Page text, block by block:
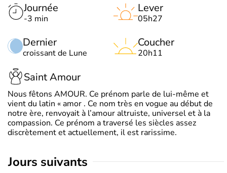
Journée
-3 min
Dernier
croissant de Lune
Lever
05h27
Coucher
20h11
Saint Amour
Nous fêtons AMOUR. Ce prénom parle de lui-même et
vient du latin « amor . Ce nom très en vogue au début de
notre ère, renvoyait à l’amour altruiste, universel et à la
compassion. Ce prénom a traversé les siècles assez
discrètement et actuellement, il est rarissime.
jours suivants